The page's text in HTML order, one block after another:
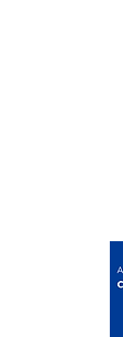
scopri